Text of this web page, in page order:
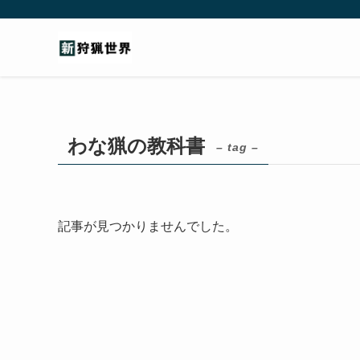
わな猟の教科書 – tag –
記事が見つかりませんでした。